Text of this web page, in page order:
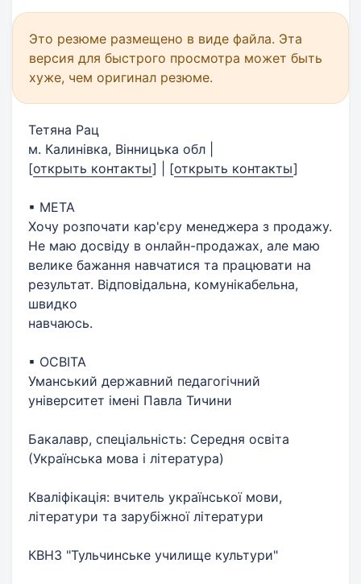
Это резюме размещено в виде файла. Эта
версия для быстрого просмотра может быть
хуже, чем оригинал резюме.
Тетяна Рац
м. Калинівка, Вінницька обл |
[открыть контакты] [открыть контакты]
▪ МЕТА
Хочу розпочати кар'єру менеджера з продажу.
Не маю досвіду в онлайн-продажах, але маю
велике бажання навчатися та працювати на
результат. Відповідальна, комунікабельна,
швидко
навчаюсь.
▪ ОСВІТА
Уманський державний педагогічний
університет імені Павла Тичини
Бакалавр, спеціальність: Середня освіта
(Українська мова і література)
Кваліфікація: вчитель української мови,
літератури та зарубіжної літератури
КВНЗ "Тульчинське училище культури"